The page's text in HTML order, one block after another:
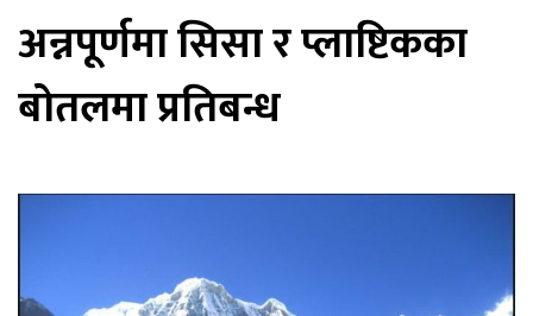
अन्नपूर्णमा सिसा र प्लाष्टिकका
बोतलमा प्रतिबन्ध